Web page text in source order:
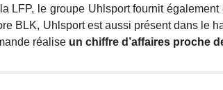
LFP, le groupe Uhlsport fournit
BLK, Uhlsport est aussi présent dans le
réalise un chiffre d’affaires proche